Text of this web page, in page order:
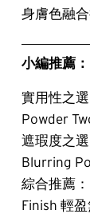
身膚色融合
小編推薦：
實用性之
Powder
遮瑕度之
Blurring
綜合推薦
Finish 輕